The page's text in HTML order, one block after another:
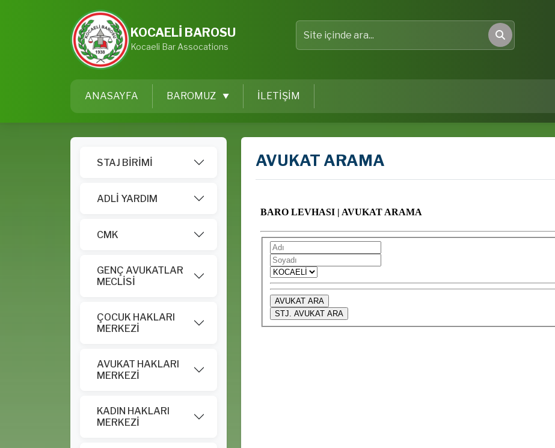
KOCAELİ BAROSU
Kocaeli Bar Assocations
Site içinde ara
Ara
ANASAYFA BAROMUZ İLETİŞİM
STAJ BİRİMİ
ADLİ YARDIM
CMK
GENÇ AVUKATLAR
MECLİSİ
ÇOCUK HAKLARI
MERKEZİ
AVUKAT HAKLARI
MERKEZİ
KADIN HAKLARI
MERKEZİ
AVUKAT ARAMA